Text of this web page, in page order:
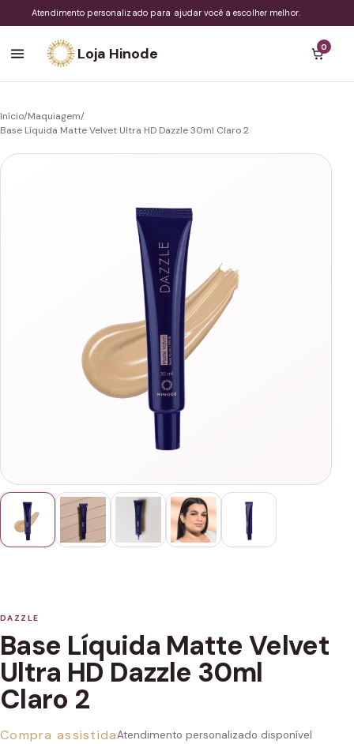
Atendimento personalizado para ajudar você a escolher melhor.
Loja Hinode 0
Início/Maquiagem/
Base Líquida Matte Velvet Ultra HD Dazzle 30ml Claro 2
DAZZLE
Base Líquida Matte Velvet
Ultra HD Dazzle 30ml
Claro 2
Compra assistidaAtendimento personalizado disponível